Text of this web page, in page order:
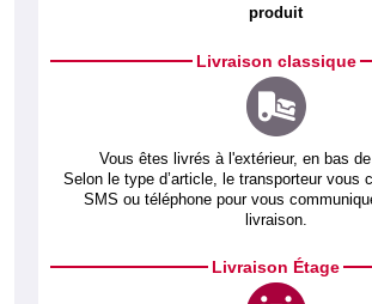
produit
Livraison classique
Vous êtes livrés à l'extérieur, en bas
Selon le type d’article, le transporteur vous
SMS ou téléphone pour vous
livraison.
Livraison Étage